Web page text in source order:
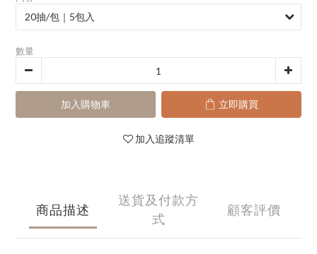
數量
加入購物車 立即購買
加入追蹤清單
商品描述
送貨及付款方
式
顧客評價